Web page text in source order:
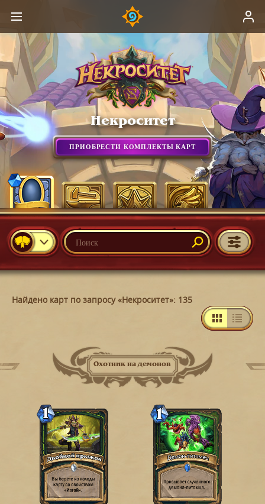
Некроситет
ПРИОБРЕСТИ КОМПЛЕКТЫ КАРТ
Найдено карт по запросу «Некроситет»: 135
Охотник на демонов